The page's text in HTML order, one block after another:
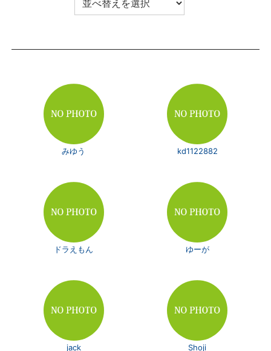
みゆう kd1122882
ドラえもん ゆーが
jack Shoji